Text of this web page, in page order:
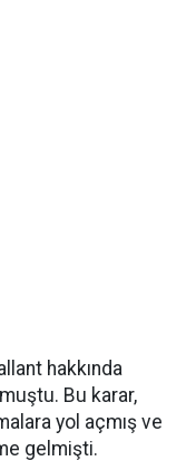
hakkında
Bu karar,
yol açmış ve
gelmişti.